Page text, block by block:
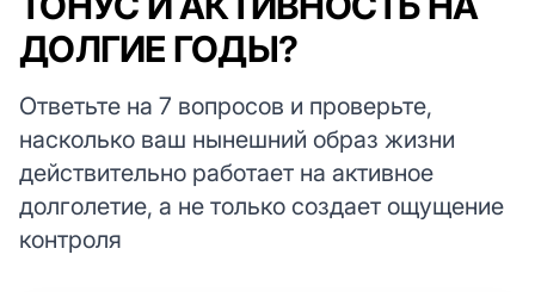
ДОЛГИЕ ГОДЫ?
Ответьте на 7 вопросов и проверьте,
насколько ваш нынешний образ жизни
действительно работает на активное
долголетие, а не только создает ощущение
контроля